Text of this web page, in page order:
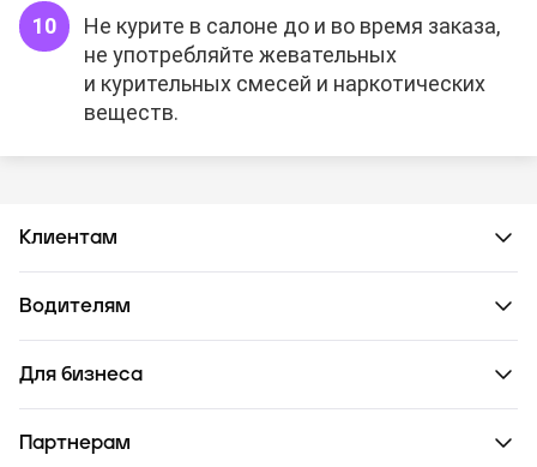
Не курите в салоне до и во время заказа,
не употребляйте жевательных
и курительных смесей и наркотических
веществ.
Клиентам
Водителям
Для бизнеса
Партнерам